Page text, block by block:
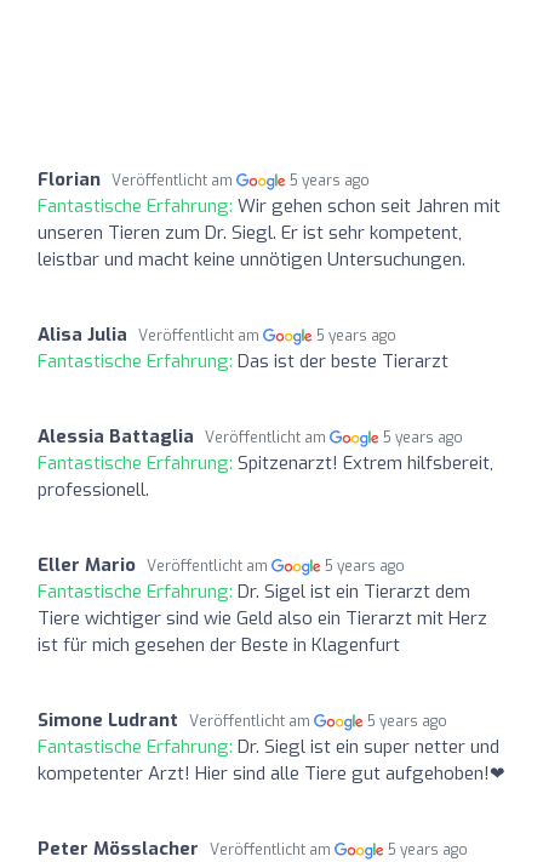
Florian Veröffentlicht am 5 years ago
Fantastische Erfahrung: Wir gehen schon seit Jahren mit
unseren Tieren zum Dr. Siegl. Er ist sehr kompetent,
leistbar und macht keine unnötigen Untersuchungen.
Alisa Julia Veröffentlicht am 5 years ago
Fantastische Erfahrung: Das ist der beste Tierarzt
Alessia Battaglia Veröffentlicht am 5 years ago
Fantastische Erfahrung: Spitzenarzt! Extrem hilfsbereit,
professionell.
Eller Mario Veröffentlicht am 5 years ago
Fantastische Erfahrung: Dr. Sigel ist ein Tierarzt dem
Tiere wichtiger sind wie Geld also ein Tierarzt mit Herz
ist für mich gesehen der Beste in Klagenfurt
Simone Ludrant Veröffentlicht am 5 years ago
Fantastische Erfahrung: Dr. Siegl ist ein super netter und
kompetenter Arzt! Hier sind alle Tiere gut aufgehoben!❤
Peter Mösslacher Veröffentlicht am 5 years ago